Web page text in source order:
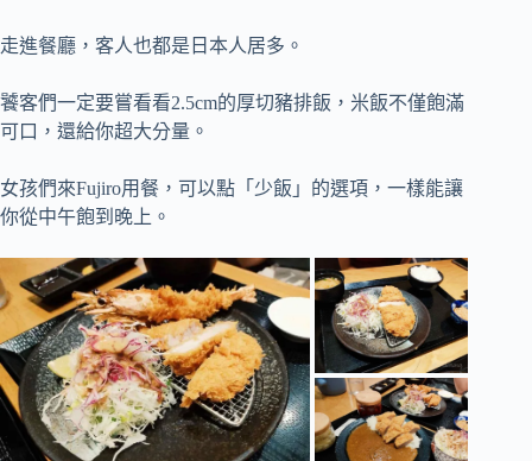
走進餐廳，客人也都是日本人居多。
饕客們一定要嘗看看2.5cm的厚切豬排飯，米飯不僅飽滿
可口，還給你超大分量。
女孩們來Fujiro用餐，可以點「少飯」的選項，一樣能讓
你從中午飽到晚上。